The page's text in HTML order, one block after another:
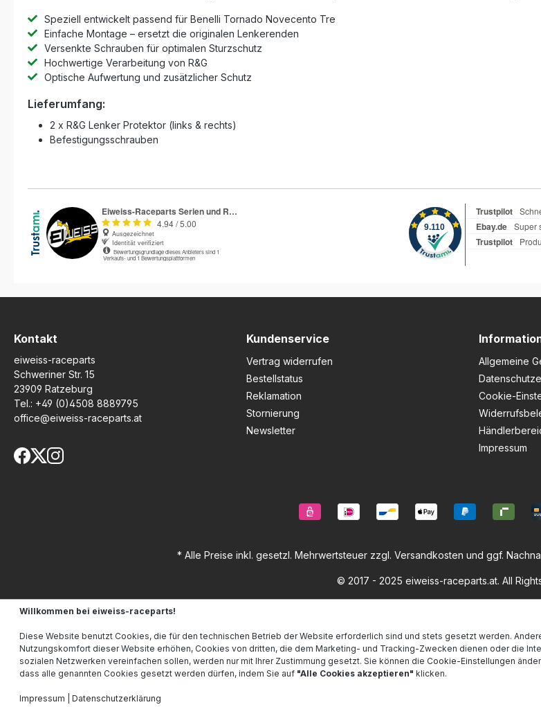
Speziell entwickelt passend für Benelli Tornado Novecento Tre
Einfache Montage – ersetzt die originalen Lenkerenden
Versenkte Schrauben für optimalen Sturzschutz
Hochwertige Verarbeitung von R&G
Optische Aufwertung und zusätzlicher Schutz
Lieferumfang:
2 x R&G Lenker Protektor (links & rechts)
Befestigungsschrauben
Kontakt
eiweiss-raceparts
Schweriner Str. 15
23909 Ratzeburg
Tel.: +49 (0)4508 8889795
office@eiweiss-raceparts.at
Kundenservice
Vertrag widerrufen
Bestellstatus
Reklamation
Stornierung
Newsletter
Allgemeine
Cookie-
Impressum
* Alle Preise inkl. gesetzl. Mehrwertsteuer zzgl. Versandkosten und ggf.
© 2017 - 2025 eiweiss-raceparts.at. All
Willkommen bei eiweiss-raceparts!
Diese Website benutzt Cookies, die für den technischen Betrieb der Website erforderlich sind und stets gesetzt werden.
Nutzungskomfort dieser Website erhöhen, Cookies von dritten, die dem Marketing- und Tracking-Zwecken dienen oder die
sozialen Netzwerken vereinfachen sollen, werden nur mit Ihrer Zustimmung gesetzt. Sie können die Cookie-Einstellungen
dass alle genannten Cookies gesetzt werden dürfen, indem Sie auf "Alle Cookies akzeptieren" klicken.
Impressum Datenschutzerklärung